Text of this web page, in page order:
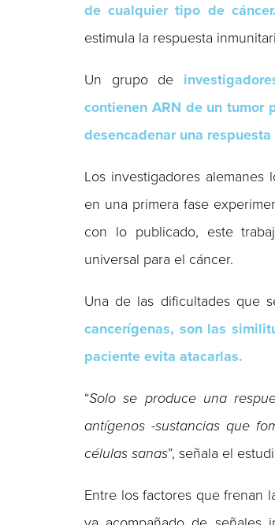
de cualquier tipo de cáncer.
estimula la respuesta
Un grupo de
contienen ARN de un tumor
desencadenar una
Los investigadores
en una primera fase
con lo publicado, este
universal para el cáncer.
Una de las dificultades que
cancerígenas, son las
paciente evita atacarlas.
“Solo se produce una
antígenos -sustancias que
células sanas”, señala el
Entre los factores que frenan